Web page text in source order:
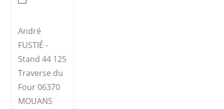
André
FUSTIÉ -
Stand 44 125
Traverse du
Four 06370
MOUANS